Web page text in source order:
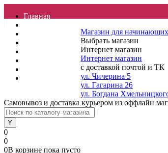
Главная
Магазин для
Выбрать магазин
Интернет магазин
Интернет магазин
с доставкой почтой и ТК
ул. Чичерина 5
ул. Гагарина 26
ул. Богдана
Самовывоз и доставка курьером из оффлайн
0
0
0В корзине пока пусто